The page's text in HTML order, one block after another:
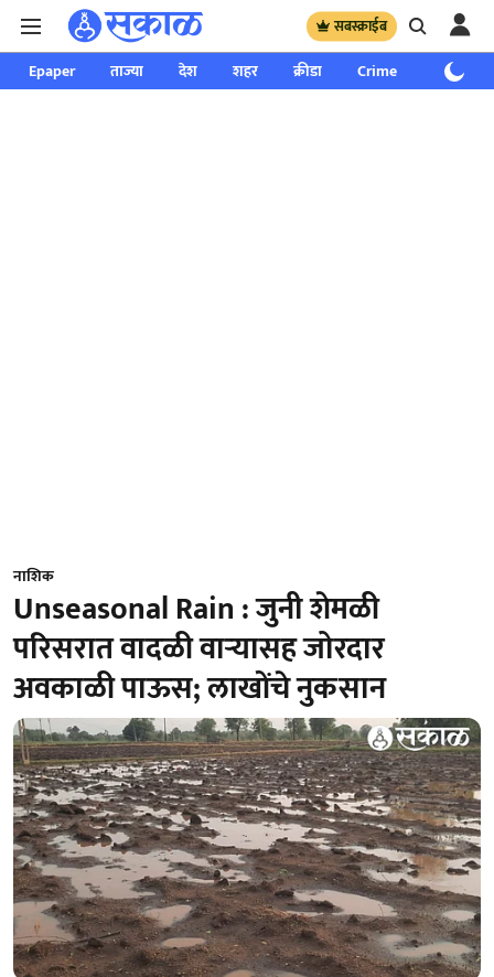
सबस्क्राईब
Epaper ताज्या देश शहर क्रीडा Crime साप्ताहिक
नाशिक
Unseasonal Rain : जुनी शेमळी
परिसरात वादळी वाऱ्यासह जोरदार
अवकाळी पाऊस; लाखोंचे नुकसान